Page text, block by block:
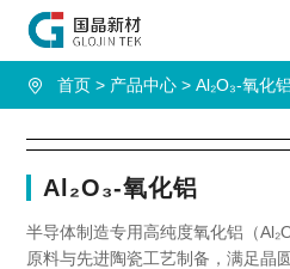
首页 产品中心 Al₂O₃-氧化铝
Al₂O₃-氧化铝
半导体制造专用高纯度氧化铝（
原料与先进陶瓷工艺制备，满足晶